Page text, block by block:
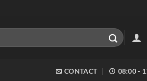
CONTACT 08:00 -